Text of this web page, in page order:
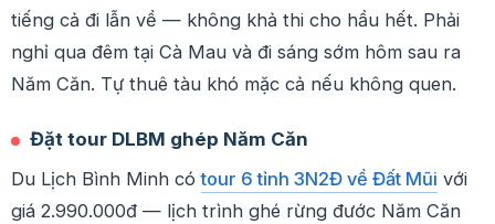
tiếng cả đi lẫn về — không khả thi cho hầu hết. Phải
nghỉ qua đêm tại Cà Mau và đi sáng sớm hôm sau ra
Năm Căn. Tự thuê tàu khó mặc cả nếu không quen.
Đặt tour DLBM ghép Năm Căn
Du Lịch Bình Minh cótour 6 tỉnh 3N2Đ về Đất Mũi với
giá 2.990.000đ — lịch trình ghé rừng đước Năm Căn